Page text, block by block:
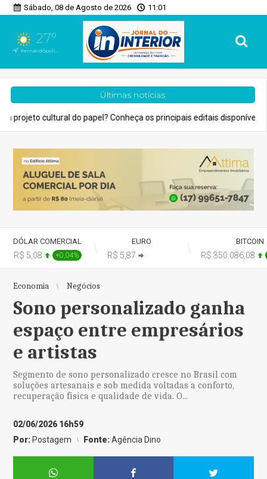
Sábado, 08 de Agosto de 2026 11:01
27°
Fernandópolis, SP
Últimas notícias
Conheça os principais editais disponíveis em São Paulo
DÓLAR COMERCIAL
R$ 5,08 +0,04%
EURO
R$ 5,87
BITCOIN
R$ 350.086,08
Economia Negócios
Sono personalizado ganha
espaço entre empresários
e artistas
Segmento de sono personalizado cresce no Brasil com
soluções artesanais e sob medida voltadas a conforto,
recuperação física e qualidade de vida. O...
02/06/2026 16h59
Por: Postagem Fonte:Agência Dino